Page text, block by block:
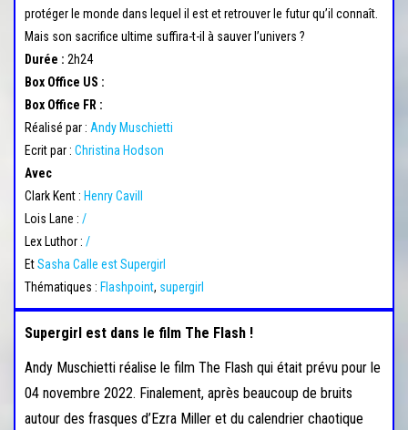
n
protéger le monde dans lequel il est et retrouver le futur qu’il connaît.
Mais son sacrifice ultime suffira-t-il à sauver l’univers ?
Durée : 2h24
Box Office US :
Box Office FR :
Réalisé par : Andy Muschietti
Ecrit par : Christina Hodson
Avec
Clark Kent : Henry Cavill
Lois Lane : /
Lex Luthor : /
EtSasha Calle est Supergirl
Thématiques : Flashpoint, supergirl
Supergirl est dans le film The Flash !
Andy Muschietti réalise le film The Flash qui était prévu pour le
04 novembre 2022. Finalement, après beaucoup de bruits
autour des frasques d’Ezra Miller et du calendrier chaotique